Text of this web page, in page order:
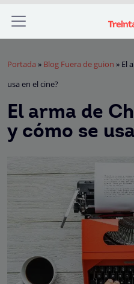
Portada » Blog Fuera de guion » El
usa en el cine?
El arma de
y cómo se